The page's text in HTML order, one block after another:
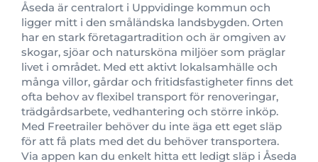
Åseda är centralort i Uppvidinge kommun och
ligger mitt i den småländska landsbygden. Orten
har en stark företagartradition och är omgiven av
skogar, sjöar och natursköna miljöer som präglar
livet i området. Med ett aktivt lokalsamhälle och
många villor, gårdar och fritidsfastigheter finns det
ofta behov av flexibel transport för renoveringar,
trädgårdsarbete, vedhantering och större inköp.
Med Freetrailer behöver du inte äga ett eget släp
för att få plats med det du behöver transportera.
Via appen kan du enkelt hitta ett ledigt släp i Åseda